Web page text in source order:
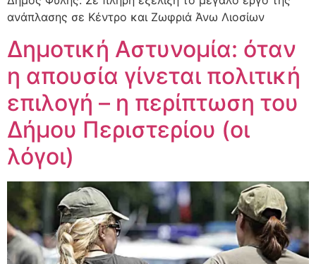
ανάπλασης σε Κέντρο και Ζωφριά Άνω Λιοσίων
Δημοτική Αστυνομία: όταν
η απουσία γίνεται πολιτική
επιλογή – η περίπτωση του
Δήμου Περιστερίου (οι
λόγοι)